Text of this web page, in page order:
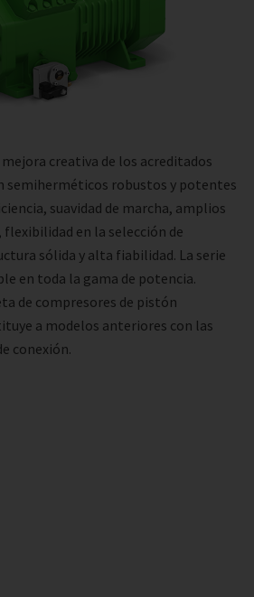
mejora creativa de los acreditados
semiherméticos robustos y potentes
suavidad de marcha, amplios
en la selección de
sólida y alta fiabilidad. La serie
en toda la gama de potencia.
de compresores de pistón
a modelos anteriores con las
conexión.